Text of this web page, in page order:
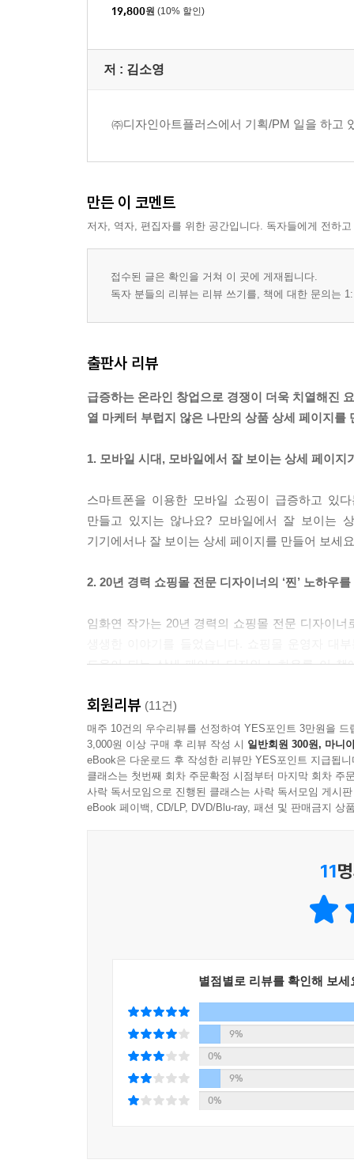
19,800원 (10% 할인)
저 : 김소영
㈜디자인아트플러스에서 기획/PM 일을 하고
만든 이 코멘트
저자, 역자, 편집자를 위한 공간입니다. 독자들에게 전하
접수된 글은 확인을 거쳐 이 곳에 게재됩니다.
독자 분들의 리뷰는 리뷰 쓰기를, 책에 대한 문의는
출판사 리뷰
급증하는 온라인 창업으로 경쟁이 더욱 치열해진
열 마케터 부럽지 않은 나만의 상품 상세 페이지를
1. 모바일 시대, 모바일에서 잘 보이는 상세 페이지
스마트폰을 이용한 모바일 쇼핑이 급증하고 있
만들고 있지는 않나요? 모바일에서 잘 보이는
기기에서나 잘 보이는 상세 페이지를 만들어 보세
2. 20년 경력 쇼핑몰 전문 디자이너의 ‘찐’ 노하우
임화연 작가는 20년 경력의 쇼핑몰 전문 디자이
도움이 되는 상세 페이지 디자인 노하우를 이
3. 다섯 가지 대표 스타일을 실습하고, 나만의 스타
이 책에는 상세 컷으로 빠르게 완성하는 의류 상
겨냥한 뷰티 제품, 일상에서 소화하는 여성 의
일러스트, 내용, 자격 증명 등을 실제 여러분이
저자 제공 유튜브 동영상 강의(순차적으로 업데이
회원리뷰 (11건)
매주 10건의 우수리뷰를 선정하여 YES포인트 3만원을 드
3,000원 이상 구매 후 리뷰 작성 시 일반회원 300원, 마니
eBook은 다운로드 후 작성한 리뷰만 YES포인트 지급됩니
클래스는 첫번째 회차 주문확정 시점부터 마지막 회차 주
사락 독서모임으로 진행된 클래스는 사락 독서모임 게시
eBook 페이백, CD/LP, DVD/Blu-ray, 패션 및 판매금지 상
11
별점별로 리뷰를 확인해 보세
9%
0%
9%
0%